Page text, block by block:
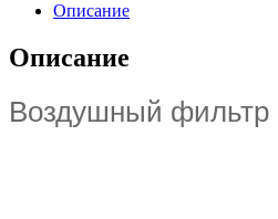
Описание
Описание
Воздушный фильтр